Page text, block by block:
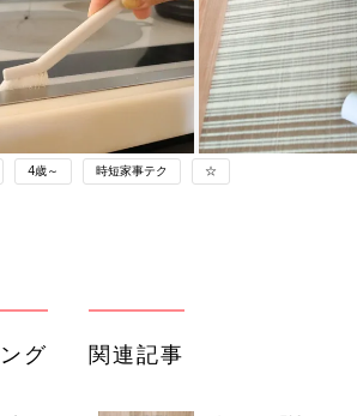
4歳～ 時短家事テク ☆
グ 関連記事